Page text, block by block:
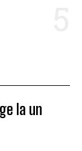
la un